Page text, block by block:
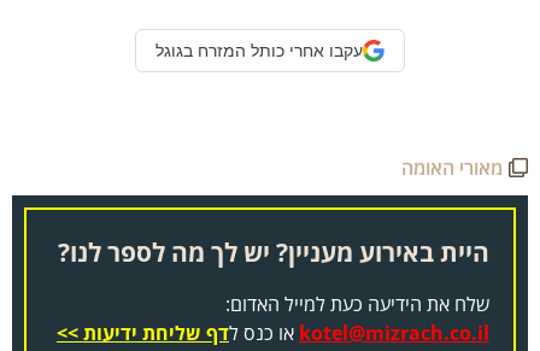
עקבו אחרי כותל המזרח בגוגל
מאורי האומה
היית באירוע מעניין? יש לך מה לספר לנו?
שלח את הידיעה כעת למייל האדום:
kotel@mizrach.co.ilאו כנס לדף שליחת ידיעות >>